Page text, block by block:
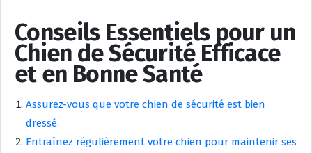
Conseils Essentiels pour un
Chien de Sécurité Efficace
et en Bonne Santé
Assurez-vous que votre chien de sécurité est bien
dressé.
Entraînez régulièrement votre chien pour maintenir ses